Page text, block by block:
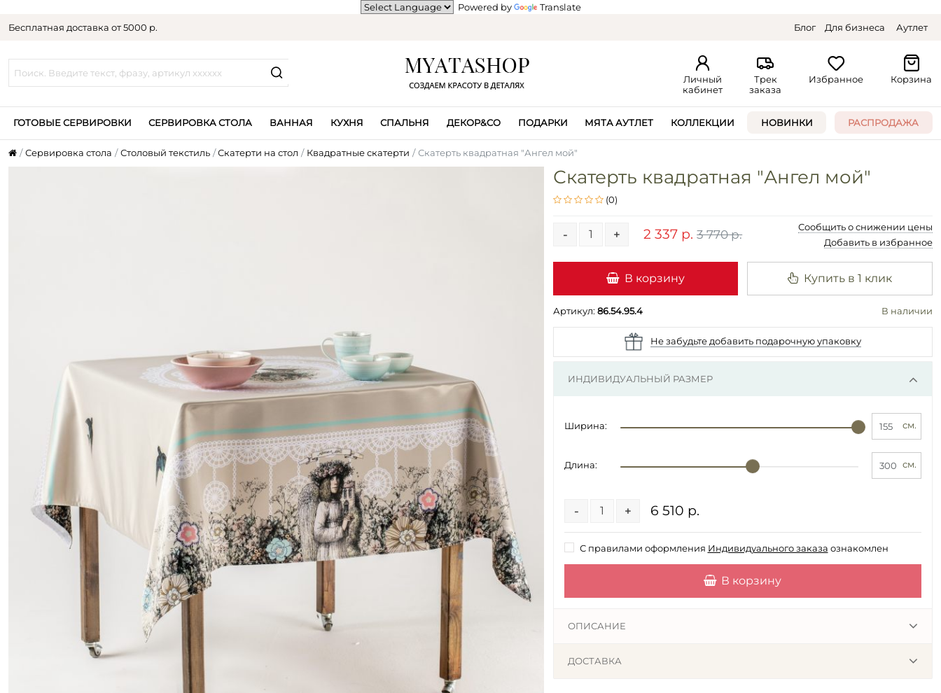
Powered by
Translate
Бесплатная доставка от 5000 р.
Блог Для бизнеса Аутлет
Личный
кабинет
Трек
заказа
Избранное Корзина
ГОТОВЫЕ СЕРВИРОВКИ СЕРВИРОВКА СТОЛА ВАННАЯ КУХНЯ СПАЛЬНЯ ДЕКОР&CO ПОДАРКИ МЯТА АУТЛЕТ КОЛЛЕКЦИИ НОВИНКИ РАСПРОДАЖА
Сервировка стола Столовый текстиль Скатерти на стол Квадратные скатерти Скатерть квадратная "Ангел мой"
Скатерть квадратная "Ангел мой"
(0)
- + 2 337 р. 3 770 р.
Сообщить о снижении цены
Добавить в избранное
В корзину Купить в 1 клик
Артикул: 86.54.95.4 В наличии
Не забудьте добавить подарочную упаковку
ИНДИВИДУАЛЬНЫЙ РАЗМЕР
Ширина: см.
Длина: см.
- + 6 510 р.
С правилами оформления Индивидуального заказа ознакомлен
В корзину
ОПИСАНИЕ
ДОСТАВКА